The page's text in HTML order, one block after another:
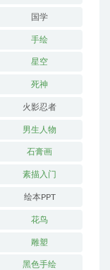
国学
手绘
星空
死神
火影忍者
男生人物
石膏画
素描入门
绘本PPT
花鸟
雕塑
黑色手绘